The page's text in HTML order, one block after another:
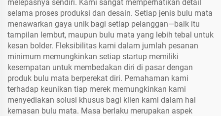
melepasnya sendiri. Kami sangat memperhatikan detail
selama proses produksi dan desain. Setiap jenis bulu mata
menawarkan gaya unik bagi setiap pelanggan—baik itu
tampilan lembut, maupun bulu mata yang lebih tebal untuk
kesan bolder. Fleksibilitas kami dalam jumlah pesanan
minimum memungkinkan setiap startup memiliki
kesempatan untuk membedakan diri di pasar dengan
produk bulu mata berperekat diri. Pemahaman kami
terhadap keunikan tiap merek memungkinkan kami
menyediakan solusi khusus bagi klien kami dalam hal
kemasan bulu mata. Masa berlaku merupakan aspek